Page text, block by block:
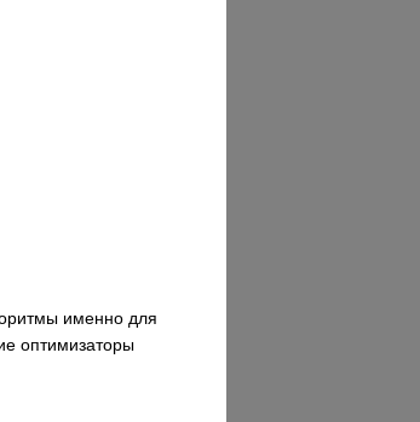
именно для
оптимизаторы